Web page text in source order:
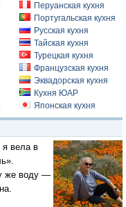
Перуанская кухня
Португальская кухня
Русская кухня
Тайская кухня
Турецкая кухня
Французская кухня
Эквадорская кухня
Кухня ЮАР
Японская кухня
я вела в
же воду —